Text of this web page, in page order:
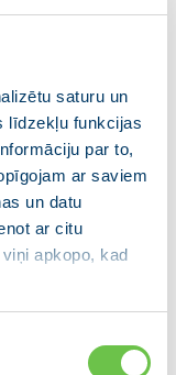
saturu un
līdzekļu funkcijas
par to,
ar saviem
un datu
ar citu
apkopo, kad
rezultātā,
pozitīvā
varētu
“Programma
būtiski, lai
izglītības
ar nozares
dialogu par
1. septembra,